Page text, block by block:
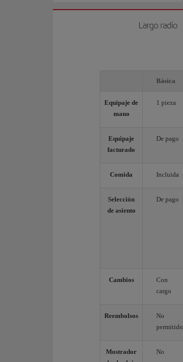
Largo radio
Básica
Equipaje de
mano
1 pieza
Equipaje
facturado
De pago
Comida Incluida
Selección
de asiento
De pago
Cambios
Con
cargo
Reembolsos
No
permitido
Mostrador
No